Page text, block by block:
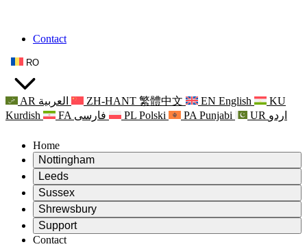
Contact
RO
AR العربية ZH-HANT 繁體中文 EN English
KU
Kurdish
FA فارسی PL Polski PA Punjabi UR اردو
Home
Nottingham
Review
Președintele revizuirii
Echipa independentă de evaluare
Termeni de referință
Raportul final al evaluării independente
Întrebări frecvente
Leeds
Review
Președintele revizuirii
Echipa independentă de evaluare
Termeni de referință
Contact
Sussex
Review
Președintele revizuirii
Echipa independentă de evaluare
Termeni de referință
Shrewsbury
Review
Termeni de referință pentru revizuirea maternității
Support
Leeds
Contact